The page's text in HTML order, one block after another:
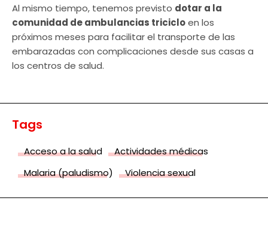
Al mismo tiempo, tenemos previsto dotar a la
comunidad de ambulancias tricicloen los
próximos meses para facilitar el transporte de las
embarazadas con complicaciones desde sus casas a
los centros de salud.
Tags
Acceso a la salud
Actividades médicas
Malaria (paludismo)
Violencia sexual